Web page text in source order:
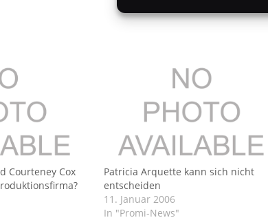
öffnen
Courteney Cox
Patricia Arquette kann sich nicht
entscheiden
11. Januar 2006
In "Promi-News"